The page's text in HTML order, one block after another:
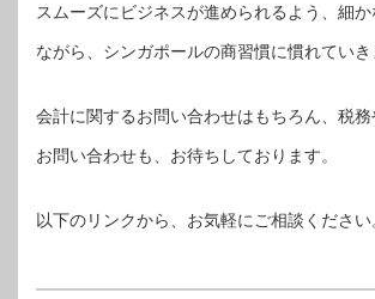
スムーズにビジネスが進められるよう、細
ながら、シンガポールの商習慣に慣れていき
会計に関するお問い合わせはもちろん、税
お問い合わせも、お待ちしております。
以下のリンクから、お気軽にご相談ください